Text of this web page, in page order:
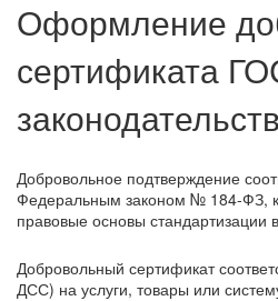
Оформление
сертификата
Добровольное подтверждение
Федеральным законом № 184-ФЗ,
правовые основы стандартизации
Добровольный сертификат
ДСС) на услуги, товары или